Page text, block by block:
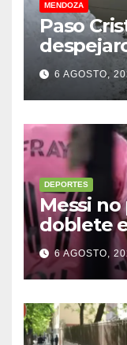
MENDOZA
Paso
Cuevas
temporal
6 AGOSTO,
DEPORTES
Messi no
doblete
Miami
6 AGOSTO,